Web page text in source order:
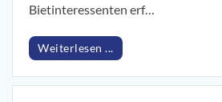
Bietinteressenten erf…
Weiterlesen ...